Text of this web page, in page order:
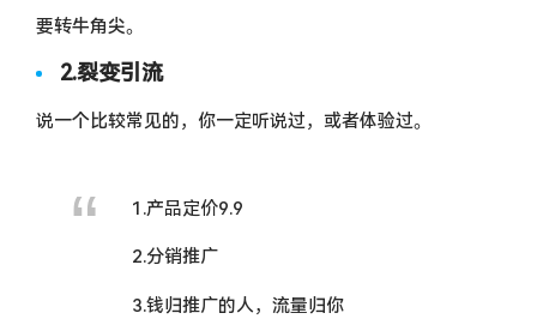
要转牛角尖。
2.裂变引流
说一个比较常见的，你一定听说过，或者体验过。
1.产品定价9.9
2.分销推广
3.钱归推广的人，流量归你